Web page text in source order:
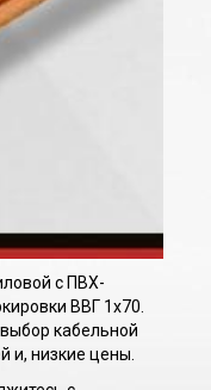
с ПВХ-
ВВГ 1х70.
кабельной
и, низкие цены.